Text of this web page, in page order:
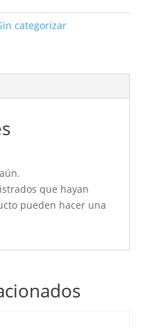
categorizar
que hayan
pueden hacer una